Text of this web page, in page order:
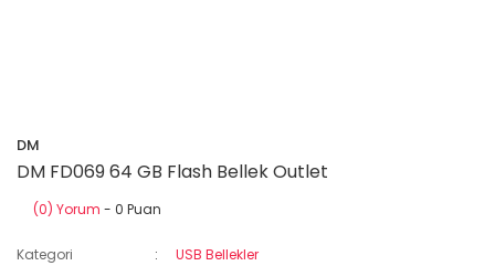
DM
DM FD069 64 GB Flash Bellek Outlet
(0) Yorum - 0 Puan
Kategori USB Bellekler